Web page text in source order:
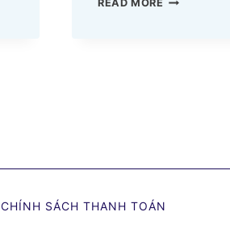
READ MORE
CHÍNH SÁCH THANH TOÁN